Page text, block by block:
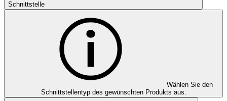
Schnittstelle
Wählen Sie den
Schnittstellentyp des gewünschten Produkts aus.